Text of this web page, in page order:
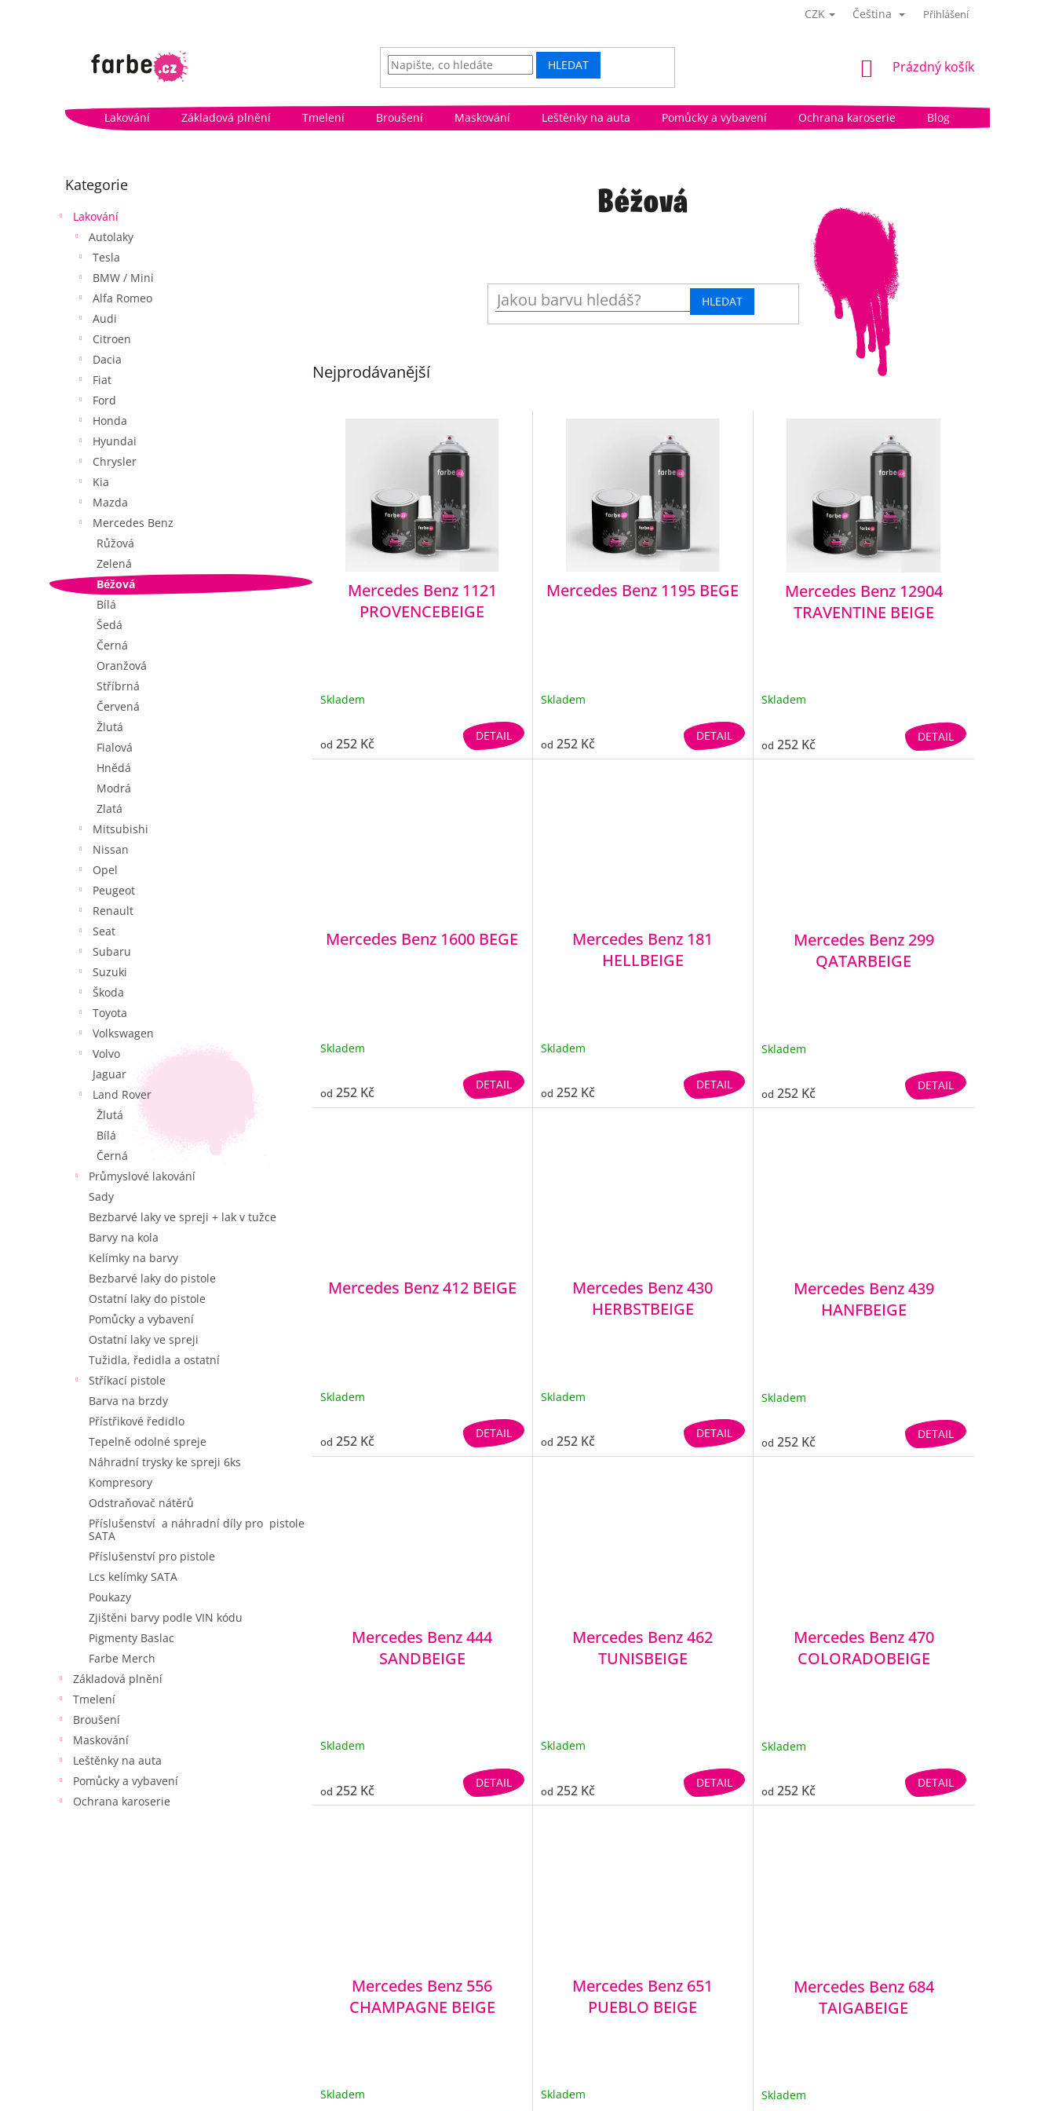
CZK Čeština Přihlášení
HLEDAT
NÁKUPNÍ
Prázdný košík
Lakování Základová plnění Tmelení Broušení Maskování Leštěnky na auta Pomůcky a vybavení Ochrana karoserie Blog
s
kategorie
Kategorie
Lakování
Autolaky
Tesla
BMW / Mini
Alfa Romeo
Audi
Citroen
Dacia
Fiat
Ford
Honda
Hyundai
Chrysler
Kia
Mazda
Mercedes Benz
Růžová
Zelená
Béžová
Bílá
Šedá
Černá
Oranžová
Stříbrná
Červená
Žlutá
Fialová
Hnědá
Modrá
Zlatá
Mitsubishi
Nissan
Opel
Peugeot
Renault
Seat
Subaru
Suzuki
Škoda
Toyota
Volkswagen
Volvo
Jaguar
Land Rover
Žlutá
Bílá
Černá
Průmyslové lakování
Sady
Bezbarvé laky ve spreji + lak v tužce
Barvy na kola
Kelímky na barvy
Bezbarvé laky do pistole
Ostatní laky do pistole
Pomůcky a vybavení
Ostatní laky ve spreji
Tužidla, ředidla a ostatní
Stříkací pistole
Barva na brzdy
Přístřikové ředidlo
Tepelně odolné spreje
Náhradní trysky ke spreji 6ks
Kompresory
Odstraňovač nátěrů
Příslušenství a náhradní díly pro pistole
SATA
Příslušenství pro pistole
Lcs kelímky SATA
Poukazy
Zjištěni barvy podle VIN kódu
Pigmenty Baslac
Farbe Merch
Základová plnění
Tmelení
Broušení
Maskování
Leštěnky na auta
Pomůcky a vybavení
Ochrana karoserie
Béžová
HLEDAT
Nejprodávanější
k
Mercedes Benz 1121
PROVENCEBEIGE
Skladem
od 252 Kč DETAIL
Mercedes Benz 1195 BEGE
Skladem
od 252 Kč DETAIL
Mercedes Benz 12904
TRAVENTINE BEIGE
Skladem
od 252 Kč DETAIL
Mercedes Benz 1600 BEGE
Skladem
od 252 Kč DETAIL
Mercedes Benz 181
HELLBEIGE
Skladem
od 252 Kč DETAIL
Mercedes Benz 299
QATARBEIGE
Skladem
od 252 Kč DETAIL
Mercedes Benz 412 BEIGE
Skladem
od 252 Kč DETAIL
Mercedes Benz 430
HERBSTBEIGE
Skladem
od 252 Kč DETAIL
Mercedes Benz 439
HANFBEIGE
Skladem
od 252 Kč DETAIL
Mercedes Benz 444
SANDBEIGE
Skladem
od 252 Kč DETAIL
Mercedes Benz 462
TUNISBEIGE
Skladem
od 252 Kč DETAIL
Mercedes Benz 470
COLORADOBEIGE
Skladem
od 252 Kč DETAIL
Mercedes Benz 556
CHAMPAGNE BEIGE
Skladem
Mercedes Benz 651
PUEBLO BEIGE
Skladem
Mercedes Benz 684
TAIGABEIGE
Skladem